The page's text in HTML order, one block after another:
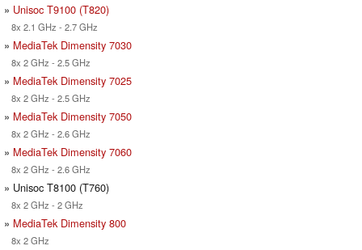
» Unisoc T9100 (T820)
8x 2.1 GHz - 2.7 GHz
» MediaTek Dimensity 7030
8x 2 GHz - 2.5 GHz
» MediaTek Dimensity 7025
8x 2 GHz - 2.5 GHz
» MediaTek Dimensity 7050
8x 2 GHz - 2.6 GHz
» MediaTek Dimensity 7060
8x 2 GHz - 2.6 GHz
» Unisoc T8100 (T760)
8x 2 GHz - 2 GHz
» MediaTek Dimensity 800
8x 2 GHz